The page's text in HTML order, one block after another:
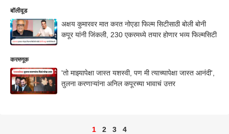
बॉलीवूड
अक्षय कुमारवर मात करत नोएडा फिल्म सिटीसाठी बोली बोनी
कपूर यांनी जिंकली, 230 एकरमध्ये तयार होणार भव्य फिल्मसिटी
करमणूक
'तो माझ्यापेक्षा जास्त यशस्वी, पण मी त्याच्यापेक्षा जास्त आनंदी',
तुलना करणाऱ्यांना अनिल कपूरच्या भावाचं उत्तर
1 2 3 4